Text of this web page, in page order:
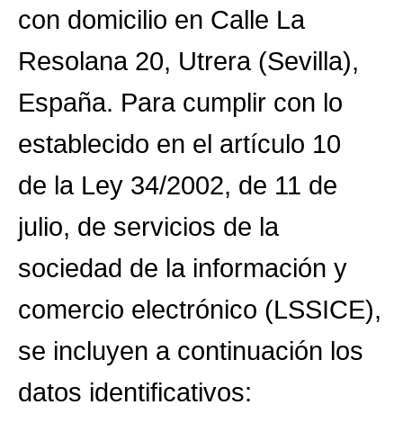
con domicilio en Calle La
Resolana 20, Utrera (Sevilla),
España. Para cumplir con lo
establecido en el artículo 10
de la Ley 34/2002, de 11 de
julio, de servicios de la
sociedad de la información y
comercio electrónico (LSSICE),
se incluyen a continuación los
datos identificativos: